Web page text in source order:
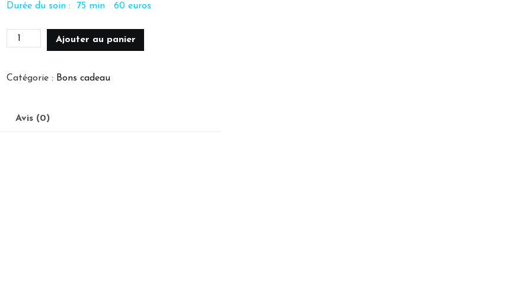
Durée du soin : 75 min 60 euros
quantité
Anti
Ajouter au panier
Catégorie : Bons cadeau
Avis (0)